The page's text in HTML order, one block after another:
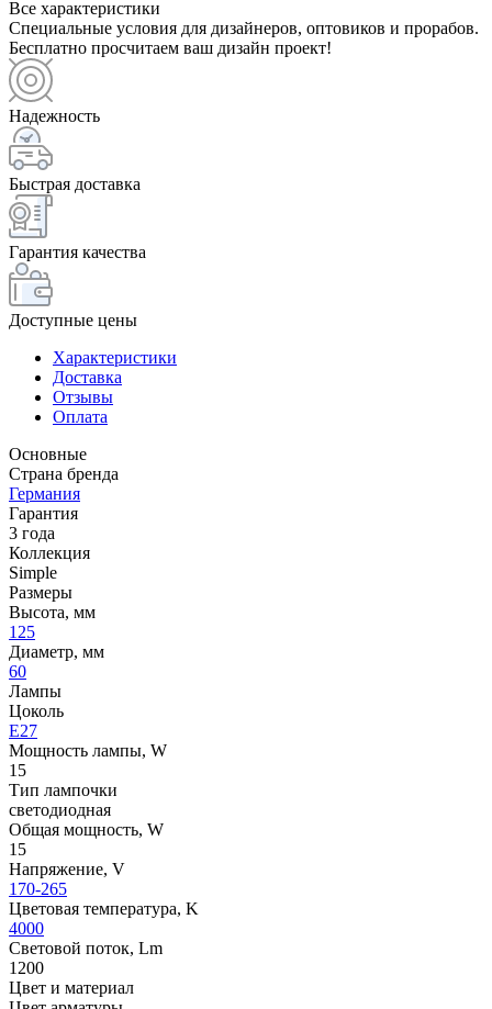
Все характеристики
Специальные условия для дизайнеров, оптовиков и прорабов.
Бесплатно просчитаем ваш дизайн проект!
Надежность
Быстрая доставка
Гарантия качества
Доступные цены
Характеристики
Доставка
Отзывы
Оплата
Основные
Страна бренда
Германия
Гарантия
3 года
Коллекция
Simple
Размеры
Высота, мм
125
Диаметр, мм
60
Лампы
Цоколь
E27
Мощность лампы, W
15
Тип лампочки
светодиодная
Общая мощность, W
15
Напряжение, V
170-265
Цветовая температура, K
4000
Световой поток, Lm
1200
Цвет и материал